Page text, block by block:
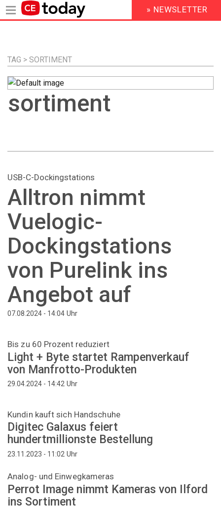
Inhalt
HEADER
MENU
» NEWSLETTER
TAG > SORTIMENT
sortiment
USB-C-Dockingstations
Alltron nimmt
Vuelogic-
Dockingstations
von Purelink ins
Angebot auf
07.08.2024 - 14:04 Uhr
Bis zu 60 Prozent reduziert
Light + Byte startet Rampenverkauf
von Manfrotto-Produkten
29.04.2024 - 14:42 Uhr
Kundin kauft sich Handschuhe
Digitec Galaxus feiert
hundertmillionste Bestellung
23.11.2023 - 11:02 Uhr
Analog- und Einwegkameras
Perrot Image nimmt Kameras von Ilford
ins Sortiment